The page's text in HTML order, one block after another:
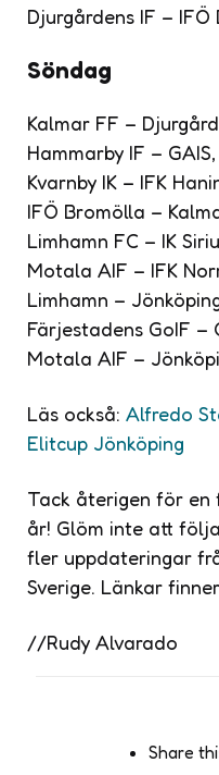
Djurgårdens IF –
Söndag
Kalmar FF –
Hammarby IF –
Kvarnby IK – IFK
IFÖ Bromölla –
Limhamn FC – IK
Motala AIF – IFK
Limhamn –
Färjestadens GoIF –
Motala AIF –
Läs också: Alfredo
Elitcup Jönköping
Tack återigen för en
år! Glöm inte att
fler uppdateringar
Sverige. Länkar
//Rudy Alvarado
Share